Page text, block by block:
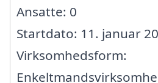
Ansatte: 0
Startdato: 11. januar
Virksomhedsform: